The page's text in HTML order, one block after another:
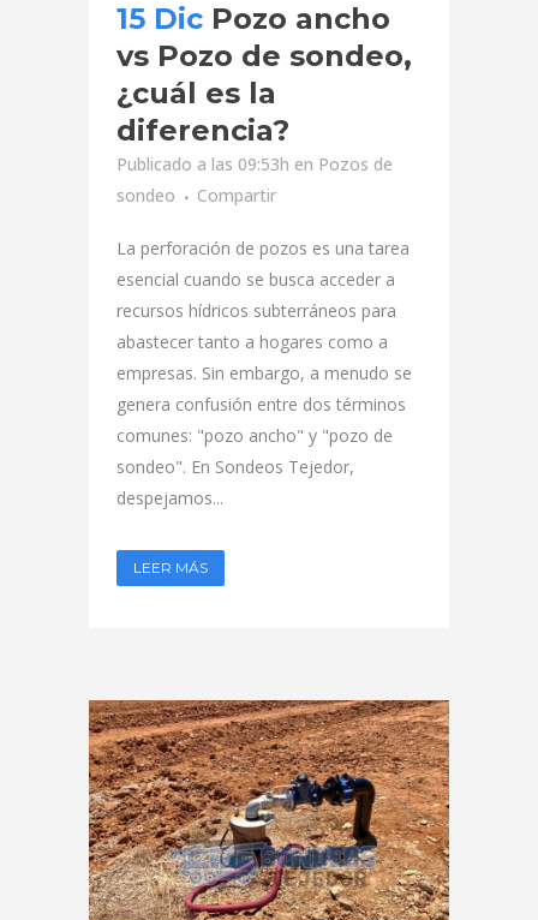
15 Dic Pozo ancho
vs Pozo de sondeo,
¿cuál es la
diferencia?
Publicado a las 09:53h en Pozos de
sondeo
Compartir
La perforación de pozos es una tarea
esencial cuando se busca acceder a
recursos hídricos subterráneos para
abastecer tanto a hogares como a
empresas. Sin embargo, a menudo se
genera confusión entre dos términos
comunes: "pozo ancho" y "pozo de
sondeo". En Sondeos Tejedor,
despejamos...
LEER MÁS